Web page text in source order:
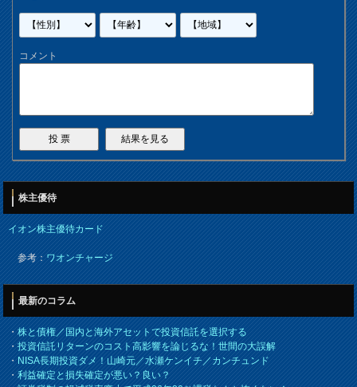
コメント
株主優待
イオン株主優待カード
参考：ワオンチャージ
最新のコラム
・株と債権／国内と海外アセットで投資信託を選択する
・投資信託リターンのコスト高影響を論じるな！世間の大誤解
・NISA長期投資ダメ！山崎元／水瀬ケンイチ／カンチュンド
・利益確定と損失確定が悪い？良い？